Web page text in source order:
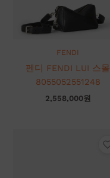
FENDI
펜디 FENDI LUI 스몰
8055052551248
2,558,000원